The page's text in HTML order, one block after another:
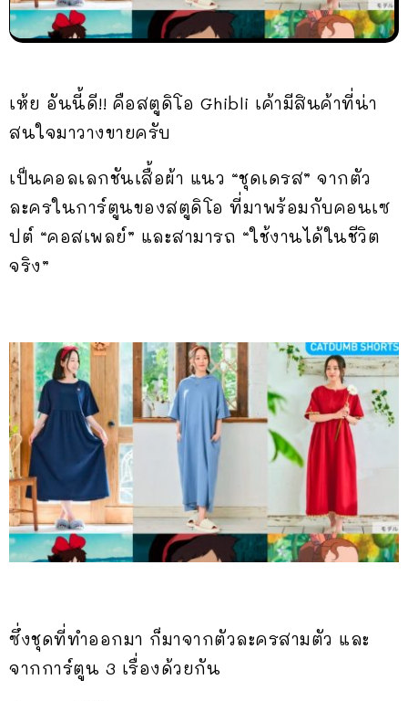
เห้ย อันนี้ดี!! คือสตูดิโอ Ghibli เค้ามีสินค้าที่น่า
สนใจมาวางขายครับ
เป็นคอลเลกชันเสื้อผ้า แนว “ชุดเดรส” จากตัว
ละครในการ์ตูนของสตูดิโอ ที่มาพร้อมกับคอนเซ
ปต์ “คอสเพลย์” และสามารถ “ใช้งานได้ในชีวิต
จริง”
ซึ่งชุดที่ทำออกมา ก็มาจากตัวละครสามตัว และ
จากการ์ตูน 3 เรื่องด้วยกัน